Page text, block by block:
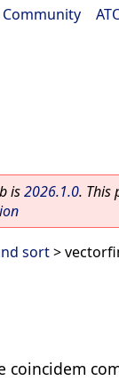
Community
is2026.1.0. This
sort>
coincidem